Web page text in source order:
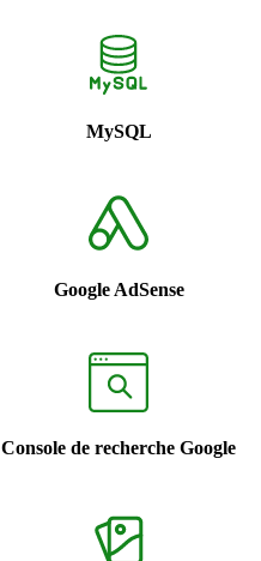
MySQL
Google AdSense
Console de recherche Google